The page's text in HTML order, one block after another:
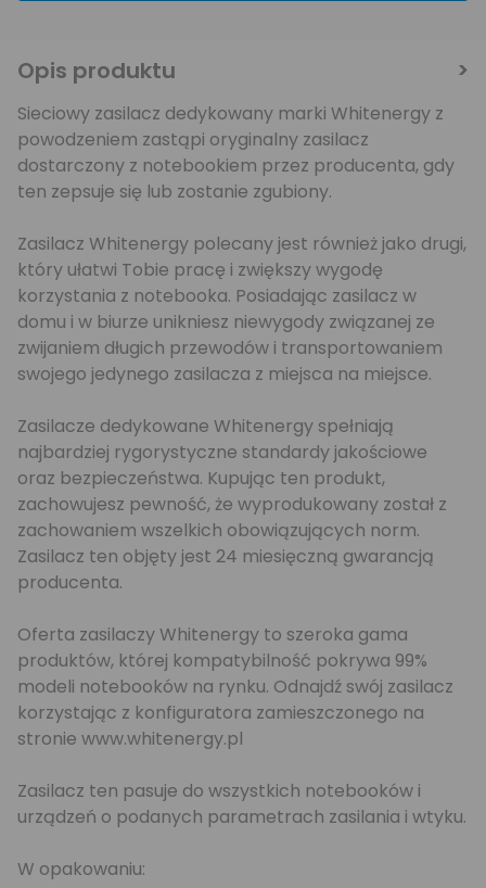
Opis produktu
Sieciowy zasilacz dedykowany marki Whitenergy z
powodzeniem zastąpi oryginalny zasilacz
dostarczony z notebookiem przez producenta, gdy
ten zepsuje się lub zostanie zgubiony.
Zasilacz Whitenergy polecany jest również jako drugi,
który ułatwi Tobie pracę i zwiększy wygodę
korzystania z notebooka. Posiadając zasilacz w
domu i w biurze unikniesz niewygody związanej ze
zwijaniem długich przewodów i transportowaniem
swojego jedynego zasilacza z miejsca na miejsce.
Zasilacze dedykowane Whitenergy spełniają
najbardziej rygorystyczne standardy jakościowe
oraz bezpieczeństwa. Kupując ten produkt,
zachowujesz pewność, że wyprodukowany został z
zachowaniem wszelkich obowiązujących norm.
Zasilacz ten objęty jest 24 miesięczną gwarancją
producenta.
Oferta zasilaczy Whitenergy to szeroka gama
produktów, której kompatybilność pokrywa 99%
modeli notebooków na rynku. Odnajdź swój zasilacz
korzystając z konfiguratora zamieszczonego na
stronie www.whitenergy.pl
Zasilacz ten pasuje do wszystkich notebooków i
urządzeń o podanych parametrach zasilania i wtyku.
W opakowaniu: